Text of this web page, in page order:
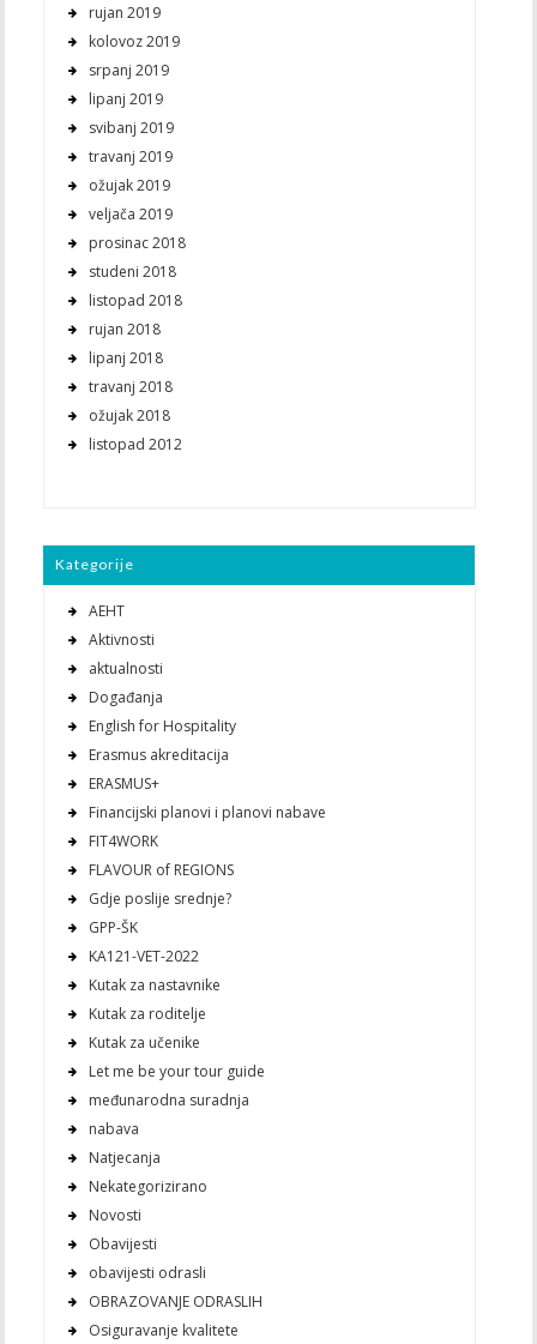
rujan 2019
kolovoz 2019
srpanj 2019
lipanj 2019
svibanj 2019
travanj 2019
ožujak 2019
veljača 2019
prosinac 2018
studeni 2018
listopad 2018
rujan 2018
lipanj 2018
travanj 2018
ožujak 2018
listopad 2012
Kategorije
AEHT
Aktivnosti
aktualnosti
Događanja
English for Hospitality
Erasmus akreditacija
ERASMUS+
Financijski planovi i planovi nabave
FIT4WORK
FLAVOUR of REGIONS
Gdje poslije srednje?
GPP-ŠK
KA121-VET-2022
Kutak za nastavnike
Kutak za roditelje
Kutak za učenike
Let me be your tour guide
međunarodna suradnja
nabava
Natjecanja
Nekategorizirano
Novosti
Obavijesti
obavijesti odrasli
OBRAZOVANJE ODRASLIH
Osiguravanje kvalitete